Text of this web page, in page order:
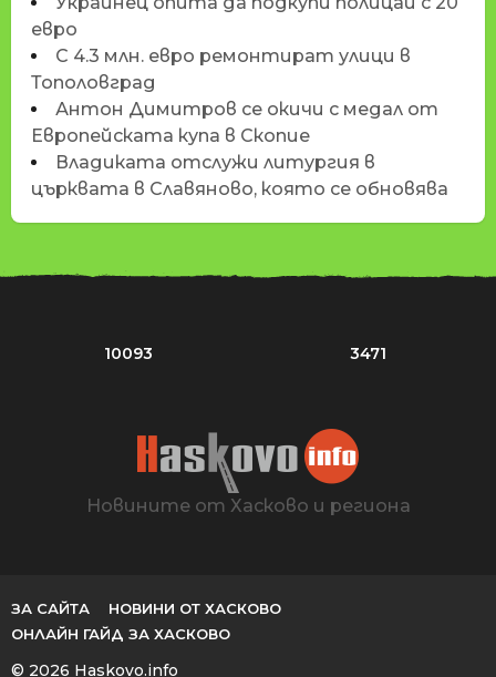
евро
С 4.3 млн. евро ремонтират улици в
Тополовград
Антон Димитров се окичи с медал от
Европейската купа в Скопие
Владиката отслужи литургия в
църквата в Славяново, която се обновява
10093 3471
Новините от Хасково и региона
ЗА САЙТА
НОВИНИ ОТ ХАСКОВО
ОНЛАЙН ГАЙД ЗА ХАСКОВО
© 2026 Haskovo.info